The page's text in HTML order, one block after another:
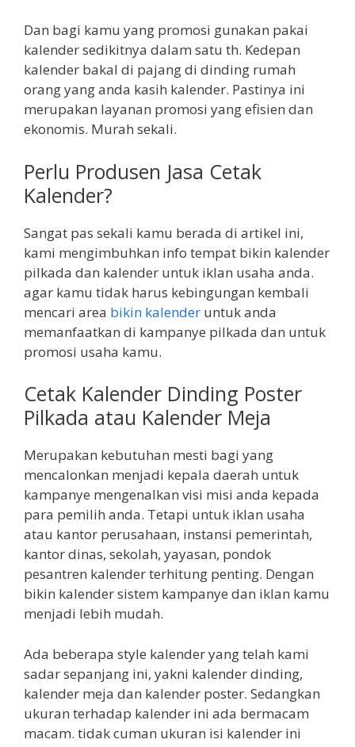
Dan bagi kamu yang promosi gunakan pakai
kalender sedikitnya dalam satu th. Kedepan
kalender bakal di pajang di dinding rumah
orang yang anda kasih kalender. Pastinya ini
merupakan layanan promosi yang efisien dan
ekonomis. Murah sekali.
Perlu Produsen Jasa Cetak
Kalender?
Sangat pas sekali kamu berada di artikel ini,
kami mengimbuhkan info tempat bikin kalender
pilkada dan kalender untuk iklan usaha anda.
agar kamu tidak harus kebingungan kembali
mencari area bikin kalender untuk anda
memanfaatkan di kampanye pilkada dan untuk
promosi usaha kamu.
Cetak Kalender Dinding Poster
Pilkada atau Kalender Meja
Merupakan kebutuhan mesti bagi yang
mencalonkan menjadi kepala daerah untuk
kampanye mengenalkan visi misi anda kepada
para pemilih anda. Tetapi untuk iklan usaha
atau kantor perusahaan, instansi pemerintah,
kantor dinas, sekolah, yayasan, pondok
pesantren kalender terhitung penting. Dengan
bikin kalender sistem kampanye dan iklan kamu
menjadi lebih mudah.
Ada beberapa style kalender yang telah kami
sadar sepanjang ini, yakni kalender dinding,
kalender meja dan kalender poster. Sedangkan
ukuran terhadap kalender ini ada bermacam
macam. tidak cuman ukuran isi kalender ini